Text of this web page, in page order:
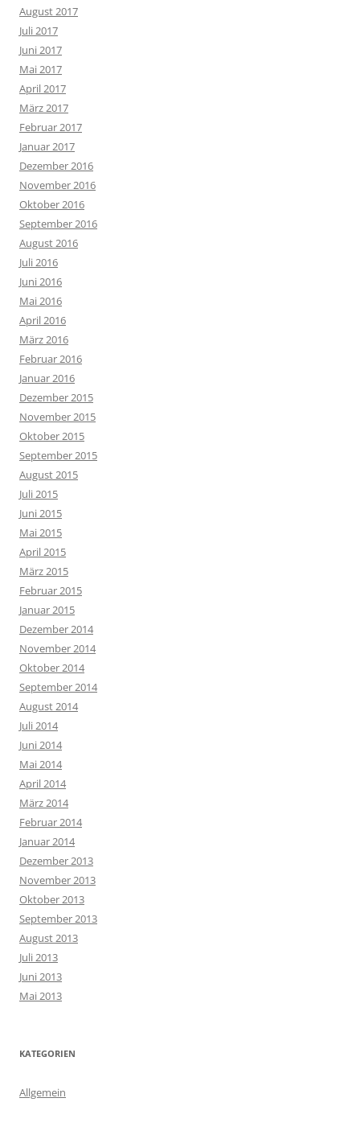
August 2017
Juli 2017
Juni 2017
Mai 2017
April 2017
März 2017
Februar 2017
Januar 2017
Dezember 2016
November 2016
Oktober 2016
September 2016
August 2016
Juli 2016
Juni 2016
Mai 2016
April 2016
März 2016
Februar 2016
Januar 2016
Dezember 2015
November 2015
Oktober 2015
September 2015
August 2015
Juli 2015
Juni 2015
Mai 2015
April 2015
März 2015
Februar 2015
Januar 2015
Dezember 2014
November 2014
Oktober 2014
September 2014
August 2014
Juli 2014
Juni 2014
Mai 2014
April 2014
März 2014
Februar 2014
Januar 2014
Dezember 2013
November 2013
Oktober 2013
September 2013
August 2013
Juli 2013
Juni 2013
Mai 2013
KATEGORIEN
Allgemein